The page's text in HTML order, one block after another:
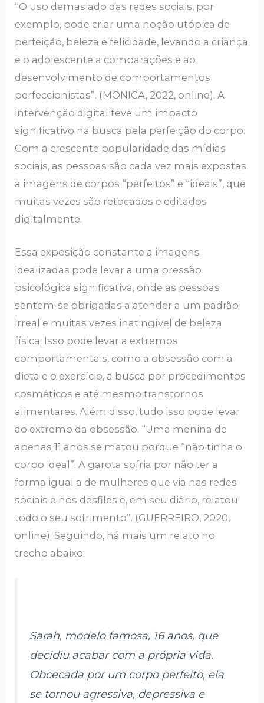
“O uso demasiado das redes sociais, por
exemplo, pode criar uma noção utópica de
perfeição, beleza e felicidade, levando a criança
e o adolescente a comparações e ao
desenvolvimento de comportamentos
perfeccionistas”. (MONICA, 2022, online). A
intervenção digital teve um impacto
significativo na busca pela perfeição do corpo.
Com a crescente popularidade das mídias
sociais, as pessoas são cada vez mais expostas
a imagens de corpos “perfeitos” e “ideais”, que
muitas vezes são retocados e editados
digitalmente.
Essa exposição constante a imagens
idealizadas pode levar a uma pressão
psicológica significativa, onde as pessoas
sentem-se obrigadas a atender a um padrão
irreal e muitas vezes inatingível de beleza
física. Isso pode levar a extremos
comportamentais, como a obsessão com a
dieta e o exercício, a busca por procedimentos
cosméticos e até mesmo transtornos
alimentares. Além disso, tudo isso pode levar
ao extremo da obsessão. “Uma menina de
apenas 11 anos se matou porque “não tinha o
corpo ideal”. A garota sofria por não ter a
forma igual a de mulheres que via nas redes
sociais e nos desfiles e, em seu diário, relatou
todo o seu sofrimento”. (GUERREIRO, 2020,
online). Seguindo, há mais um relato no
trecho abaixo:
Sarah, modelo famosa, 16 anos, que
decidiu acabar com a própria vida.
Obcecada por um corpo perfeito, ela
se tornou agressiva, depressiva e